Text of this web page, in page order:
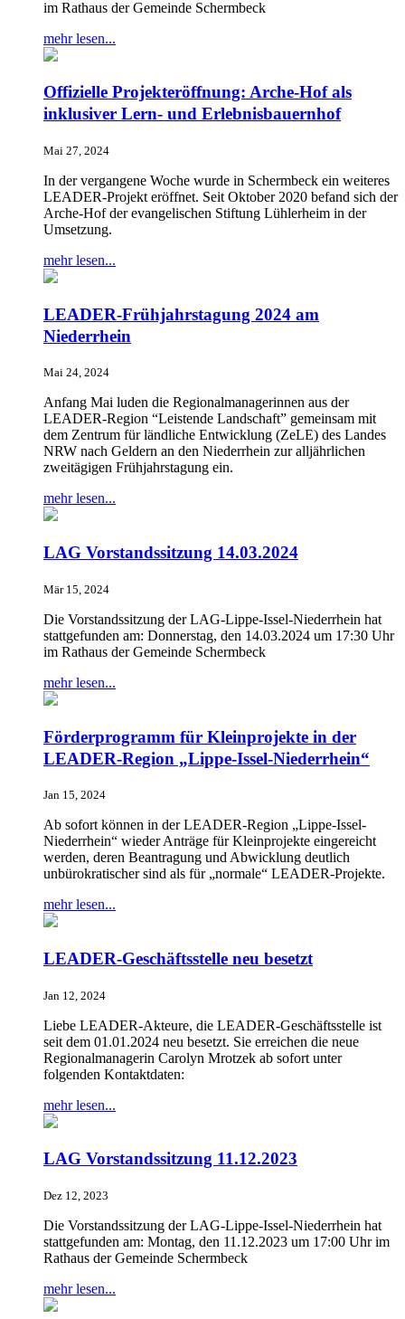
im Rathaus der Gemeinde Schermbeck
mehr lesen...
Offizielle Projekteröffnung: Arche-Hof als
inklusiver Lern- und Erlebnisbauernhof
Mai 27, 2024
In der vergangene Woche wurde in Schermbeck ein weiteres
LEADER-Projekt eröffnet. Seit Oktober 2020 befand sich der
Arche-Hof der evangelischen Stiftung Lühlerheim in der
Umsetzung.
mehr lesen...
LEADER-Frühjahrstagung 2024 am
Niederrhein
Mai 24, 2024
Anfang Mai luden die Regionalmanagerinnen aus der
LEADER-Region “Leistende Landschaft” gemeinsam mit
dem Zentrum für ländliche Entwicklung (ZeLE) des Landes
NRW nach Geldern an den Niederrhein zur alljährlichen
zweitägigen Frühjahrstagung ein.
mehr lesen...
LAG Vorstandssitzung 14.03.2024
Mär 15, 2024
Die Vorstandssitzung der LAG-Lippe-Issel-Niederrhein hat
stattgefunden am: Donnerstag, den 14.03.2024 um 17:30 Uhr
im Rathaus der Gemeinde Schermbeck
mehr lesen...
Förderprogramm für Kleinprojekte in der
LEADER-Region „Lippe-Issel-Niederrhein“
Jan 15, 2024
Ab sofort können in der LEADER-Region „Lippe-Issel-
Niederrhein“ wieder Anträge für Kleinprojekte eingereicht
werden, deren Beantragung und Abwicklung deutlich
unbürokratischer sind als für „normale“ LEADER-Projekte.
mehr lesen...
LEADER-Geschäftsstelle neu besetzt
Jan 12, 2024
Liebe LEADER-Akteure, die LEADER-Geschäftsstelle ist
seit dem 01.01.2024 neu besetzt. Sie erreichen die neue
Regionalmanagerin Carolyn Mrotzek ab sofort unter
folgenden Kontaktdaten:
mehr lesen...
LAG Vorstandssitzung 11.12.2023
Dez 12, 2023
Die Vorstandssitzung der LAG-Lippe-Issel-Niederrhein hat
stattgefunden am: Montag, den 11.12.2023 um 17:00 Uhr im
Rathaus der Gemeinde Schermbeck
mehr lesen...